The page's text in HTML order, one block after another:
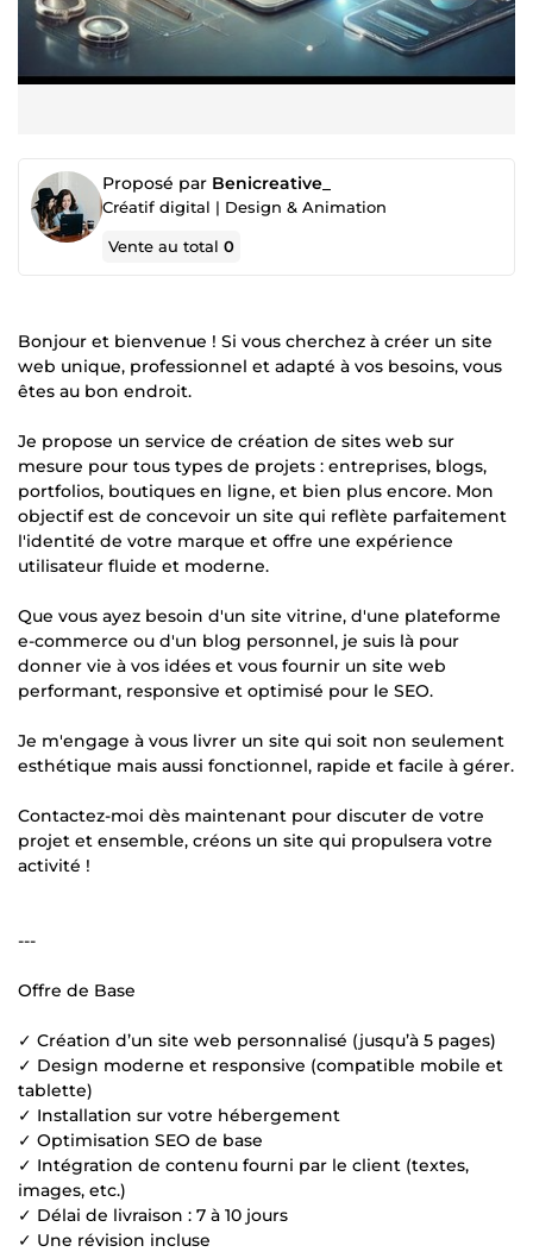
Proposé par Benicreative_
Créatif digital | Design & Animation
Vente au total0
Bonjour et bienvenue ! Si vous cherchez à créer un site
web unique, professionnel et adapté à vos besoins, vous
êtes au bon endroit.
Je propose un service de création de sites web sur
mesure pour tous types de projets : entreprises, blogs,
portfolios, boutiques en ligne, et bien plus encore. Mon
objectif est de concevoir un site qui reflète parfaitement
l'identité de votre marque et offre une expérience
utilisateur fluide et moderne.
Que vous ayez besoin d'un site vitrine, d'une plateforme
e-commerce ou d'un blog personnel, je suis là pour
donner vie à vos idées et vous fournir un site web
performant, responsive et optimisé pour le SEO.
Je m'engage à vous livrer un site qui soit non seulement
esthétique mais aussi fonctionnel, rapide et facile à gérer.
Contactez-moi dès maintenant pour discuter de votre
projet et ensemble, créons un site qui propulsera votre
activité !
---
Offre de Base
✓ Création d’un site web personnalisé (jusqu’à 5 pages)
✓ Design moderne et responsive (compatible mobile et
tablette)
✓ Installation sur votre hébergement
✓ Optimisation SEO de base
✓ Intégration de contenu fourni par le client (textes,
images, etc.)
✓ Délai de livraison : 7 à 10 jours
✓ Une révision incluse